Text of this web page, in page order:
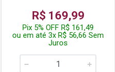
R$ 169,99
Pix 5% OFF R$ 161,49
ou em até 3x R$ 56,66 Sem
Juros